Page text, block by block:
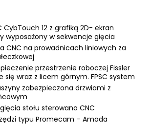
CybTouch 12 z grafiką 2D- ekran
wyposażony w sekwencje gięcia
CNC na prowadnicach liniowych za
przestrzenie roboczej Fissler
się wraz z licem górnym. FPSC system
zabezpieczona drzwiami z
stołu sterowana CNC
typu Promecam – Amada